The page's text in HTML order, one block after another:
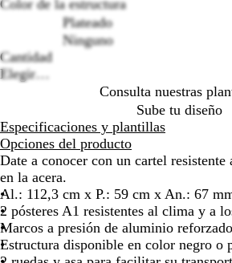
imagen
por
la
imagen
por
la
imagen
Color de la estructura
Plateado
Ninguno
Cantidad
Elegir…
Consulta nuestras
Sube tu diseño
Especificaciones y plantillas
Opciones del producto
Date a conocer con un cartel
en la acera.
Al.: 112,3 cm x P.: 59 cm x An.: 67
2 pósteres A1 resistentes al clima y a
Marcos a presión de aluminio
Estructura disponible en color negro o